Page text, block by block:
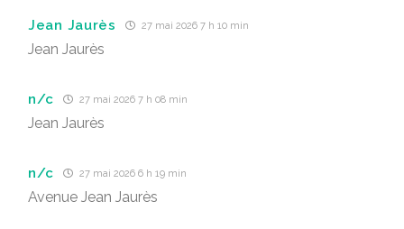
Jean Jaurès 27 mai 2026 7 h 10 min
Jean Jaurès
n/c 27 mai 2026 7 h 08 min
Jean Jaurès
n/c 27 mai 2026 6 h 19 min
Avenue Jean Jaurès